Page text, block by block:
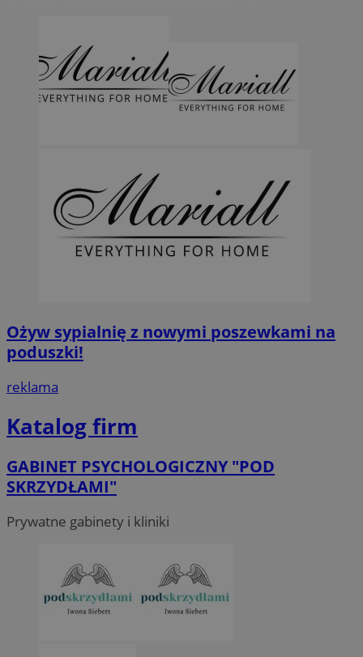
Ożyw sypialnię z nowymi poszewkami na
poduszki!
reklama
Katalog firm
GABINET PSYCHOLOGICZNY "POD
SKRZYDŁAMI"
Prywatne gabinety i kliniki